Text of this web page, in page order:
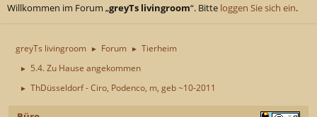
Willkommen im Forum „greyTs livingroom“. Bitte loggen Sie sich ein.
greyTs livingroom ► Forum ► Tierheim
► 5.4. Zu Hause angekommen
► ThDüsseldorf - Ciro, Podenco, m, geb ~10-2011